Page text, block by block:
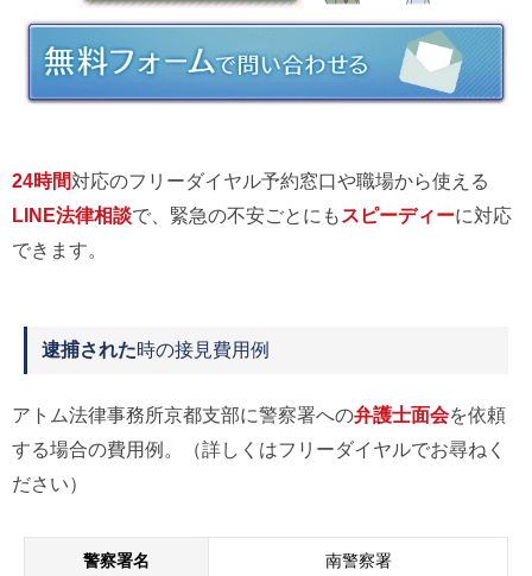
24時間対応のフリーダイヤル予約窓口や職場から使える
LINE法律相談で、緊急の不安ごとにも スピーディーに対応
できます。
逮捕された時の接見費用例
アトム法律事務所京都支部に警察署への弁護士面会を依頼
する場合の費用例。（詳しくはフリーダイヤルでお尋ねく
ださい）
警察署名 南警察署